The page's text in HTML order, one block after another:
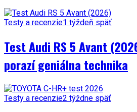
Testy a recenzie1 týždeň späť
Test Audi RS 5 Avant
porazí geniálna technika
Testy a recenzie2 týždne späť